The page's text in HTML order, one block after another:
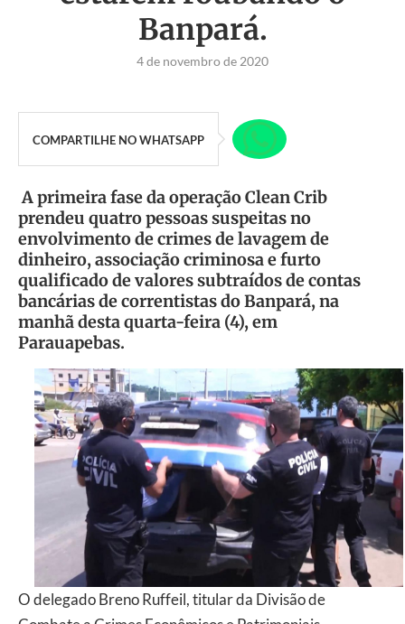
Banpará.
4 de novembro de 2020
COMPARTILHE NO WHATSAPP
A primeira fase da operação Clean Crib
prendeu quatro pessoas suspeitas no
envolvimento de crimes de lavagem de
dinheiro, associação criminosa e furto
qualificado de valores subtraídos de contas
bancárias de correntistas do Banpará, na
manhã desta quarta-feira (4), em
Parauapebas.
O delegado Breno Ruffeil, titular da Divisão de